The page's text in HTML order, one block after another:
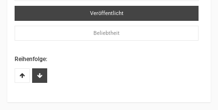
Veröffentlicht
Beliebtheit
Reihenfolge: